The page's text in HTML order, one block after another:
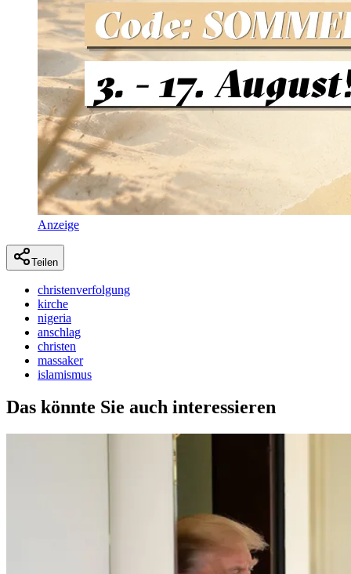
Anzeige
Teilen
christenverfolgung
kirche
nigeria
anschlag
christen
massaker
islamismus
Das könnte Sie auch interessieren